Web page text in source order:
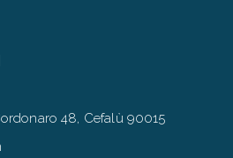
48, Cefalù 90015